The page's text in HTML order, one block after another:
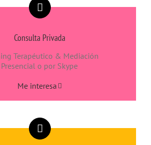
Consulta Privada
Terapéutico & Mediación
Presencial o por Skype
Me interesa